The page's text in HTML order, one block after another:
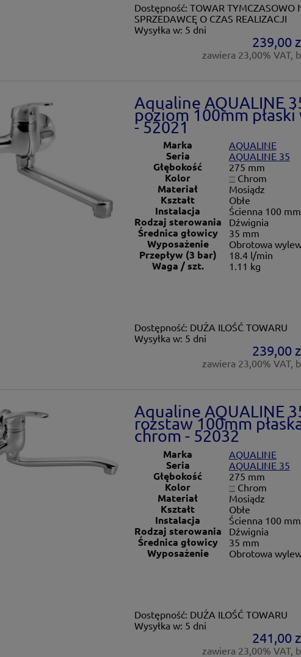
Dostępność: TOWAR TYMCZASOWO
SPRZEDAWCĘ O CZAS REALIZACJI
Wysyłka w: 5 dni
239,00
zawiera 23,00% VAT,
Aqualine AQUALINE
poziom 100mm
- 52021
Marka AQUALINE
Seria AQUALINE 35
Głębokość 275 mm
Kolor Chrom
Materiał Mosiądz
Kształt Obłe
Instalacja Ścienna 100 mm
Rodzaj sterowania Dźwignia
Średnica głowicy 35 mm
Wyposażenie Obrotowa
Przepływ (3 bar) 18.4 l/min
Waga / szt. 1.11 kg
Dostępność: DUŻA ILOŚĆ TOWARU
Wysyłka w: 5 dni
239,00
zawiera 23,00% VAT,
Aqualine AQUALINE
rozstaw 100mm
chrom - 52032
Marka AQUALINE
Seria AQUALINE 35
Głębokość 275 mm
Kolor Chrom
Materiał Mosiądz
Kształt Obłe
Instalacja Ścienna 100 mm
Rodzaj sterowania Dźwignia
Średnica głowicy 35 mm
Wyposażenie Obrotowa
Dostępność: DUŻA ILOŚĆ TOWARU
Wysyłka w: 5 dni
241,00
zawiera 23,00% VAT,